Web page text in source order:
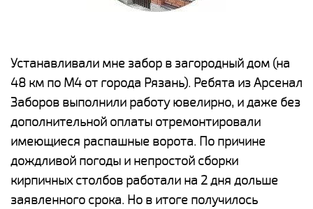
Устанавливали мне забор в загородный дом (на
48 км по М4 от города Рязань). Ребята из Арсенал
Заборов выполнили работу ювелирно, и даже без
дополнительной оплаты отремонтировали
имеющиеся распашные ворота. По причине
дождливой погоды и непростой сборки
кирпичных столбов работали на 2 дня дольше
заявленного срока. Но в итоге получилось